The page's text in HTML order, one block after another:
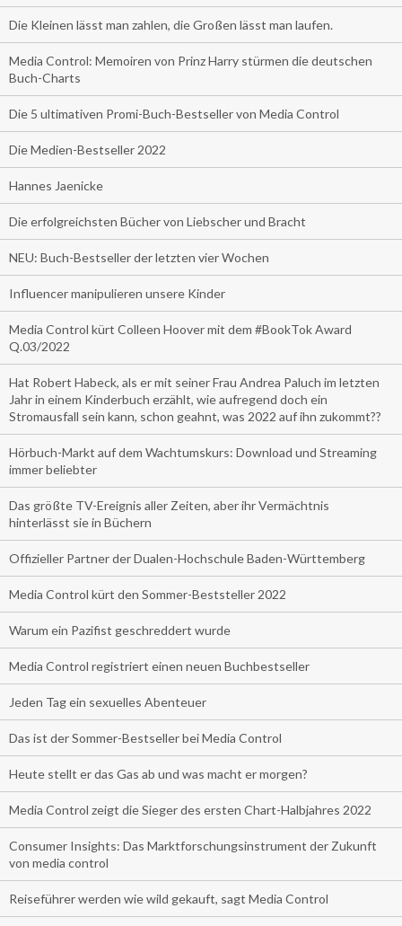
Die Kleinen lässt man zahlen, die Großen lässt man laufen.
Media Control: Memoiren von Prinz Harry stürmen die deutschen
Buch-Charts
Die 5 ultimativen Promi-Buch-Bestseller von Media Control
Die Medien-Bestseller 2022
Hannes Jaenicke
Die erfolgreichsten Bücher von Liebscher und Bracht
NEU: Buch-Bestseller der letzten vier Wochen
Influencer manipulieren unsere Kinder
Media Control kürt Colleen Hoover mit dem #BookTok Award
Q.03/2022
Hat Robert Habeck, als er mit seiner Frau Andrea Paluch im letzten
Jahr in einem Kinderbuch erzählt, wie aufregend doch ein
Stromausfall sein kann, schon geahnt, was 2022 auf ihn zukommt??
Hörbuch-Markt auf dem Wachtumskurs: Download und Streaming
immer beliebter
Das größte TV-Ereignis aller Zeiten, aber ihr Vermächtnis
hinterlässt sie in Büchern
Offizieller Partner der Dualen-Hochschule Baden-Württemberg
Media Control kürt den Sommer-Beststeller 2022
Warum ein Pazifist geschreddert wurde
Media Control registriert einen neuen Buchbestseller
Jeden Tag ein sexuelles Abenteuer
Das ist der Sommer-Bestseller bei Media Control
Heute stellt er das Gas ab und was macht er morgen?
Media Control zeigt die Sieger des ersten Chart-Halbjahres 2022
Consumer Insights: Das Marktforschungsinstrument der Zukunft
von media control
Reiseführer werden wie wild gekauft, sagt Media Control